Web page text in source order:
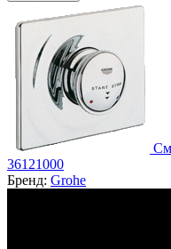
36121000
Бренд: Grohe